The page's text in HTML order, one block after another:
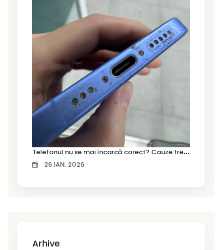
T
elefonul nu se mai încarcă corect? Cauze frecvente și soluții la service în Timișoara
26 IAN. 2026
Arhive